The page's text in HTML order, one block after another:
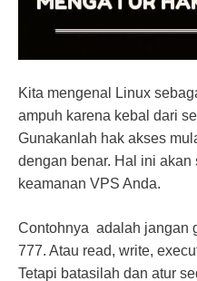
Kita mengenal Linux
ampuh karena kebal dari
Gunakanlah hak akses
dengan benar. Hal ini akan
keamanan VPS Anda.
Contohnya adalah jangan
777. Atau read, write,
Tetapi batasilah dan atur